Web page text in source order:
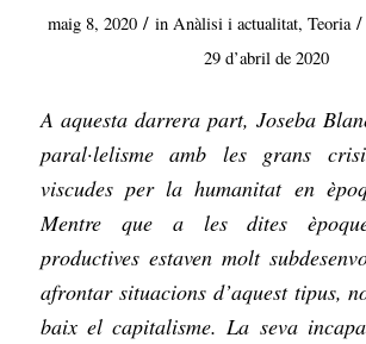
maig 8, 2020 / in Anàlisi i actualitat, Teoria /
29 d’abril de 2020
A aquesta darrera part, Joseba
paral·lelisme amb les grans
viscudes per la humanitat en
Mentre que a les dites
productives estaven molt
afrontar situacions d’aquest tipus,
baix el capitalisme. La seva